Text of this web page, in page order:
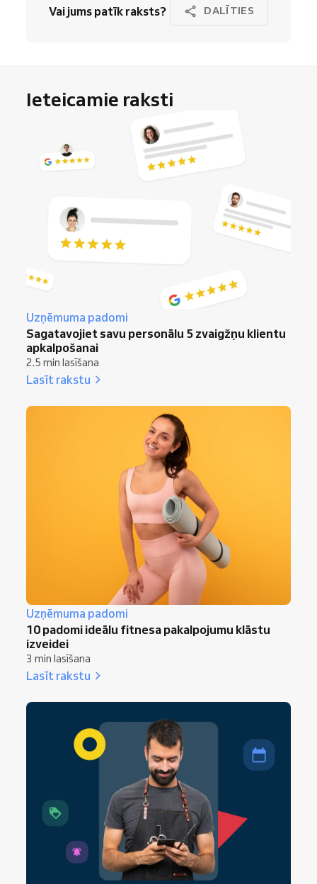
Vai jums patīk raksts? DALĪTIES
Ieteicamie raksti
Uzņēmuma padomi
Sagatavojiet savu personālu 5 zvaigžņu klientu
apkalpošanai
2.5 min lasīšana
Lasīt rakstu
Uzņēmuma padomi
10 padomi ideālu fitnesa pakalpojumu klāstu
izveidei
3 min lasīšana
Lasīt rakstu